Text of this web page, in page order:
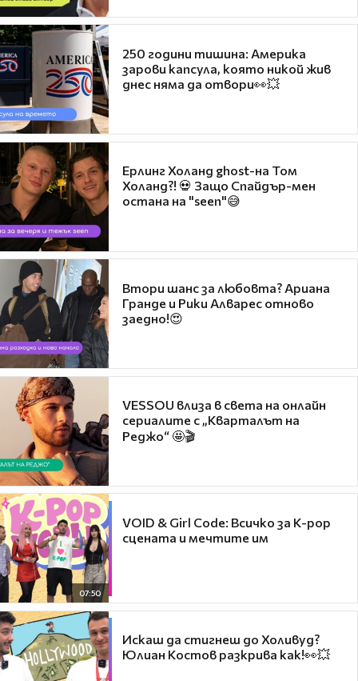
250 години тишина: Америка
зарови капсула, която никой жив
днес няма да отвори👀💥
Ерлинг Холанд ghost-на Том
Холанд?! 💀 Защо Спайдър-мен
остана на "seen"😅
Втори шанс за любовта? Ариана
Гранде и Рики Алварес отново
заедно!😍
VESSOU влиза в света на онлайн
сериалите с „Кварталът на
Реджо“ 🤩🎬
07:50
VOID & Girl Code: Всичко за K-pop
сцената и мечтите им
Искаш да стигнеш до Холивуд?
Юлиан Костов разкрива как!👀💥